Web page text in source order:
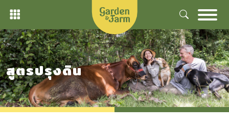
Skip
content
สูตรปรุงดิน